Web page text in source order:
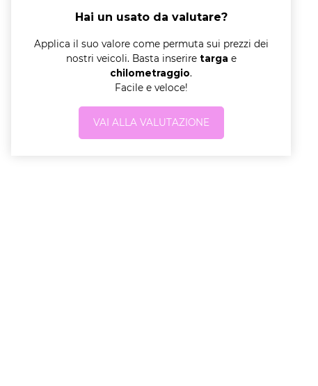
Hai un usato da valutare?
Applica il suo valore come permuta sui prezzi dei
nostri veicoli. Basta inserire targa e
chilometraggio.
Facile e veloce!
VAI ALLA VALUTAZIONE